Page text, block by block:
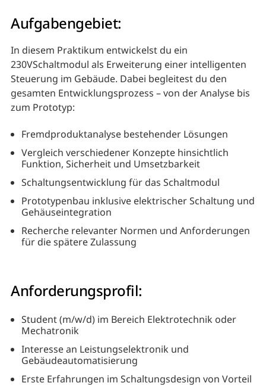
Aufgabengebiet:
In diesem Praktikum entwickelst du ein
230VSchaltmodul als Erweiterung einer intelligenten
Steuerung im Gebäude. Dabei begleitest du den
gesamten Entwicklungsprozess – von der Analyse bis
zum Prototyp:
Fremdproduktanalyse bestehender Lösungen
Vergleich verschiedener Konzepte hinsichtlich
Funktion, Sicherheit und Umsetzbarkeit
Schaltungsentwicklung für das Schaltmodul
Prototypenbau inklusive elektrischer Schaltung und
Gehäuseintegration
Recherche relevanter Normen und Anforderungen
für die spätere Zulassung
Anforderungsprofil:
Student (m/w/d) im Bereich Elektrotechnik oder
Mechatronik
Interesse an Leistungselektronik und
Gebäudeautomatisierung
Erste Erfahrungen im Schaltungsdesign von Vorteil